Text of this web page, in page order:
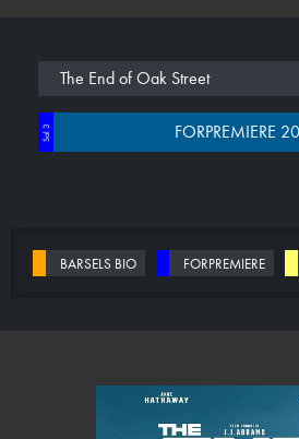
The End of Oak Street
Sal 3 FORPREMIERE
BARSELS BIO FORPREMIERE